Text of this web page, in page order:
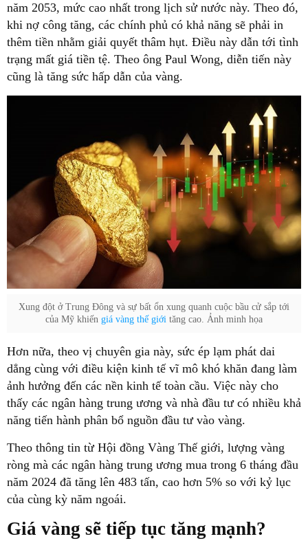
năm 2053, mức cao nhất trong lịch sử nước này. Theo đó,
khi nợ công tăng, các chính phủ có khả năng sẽ phải in
thêm tiền nhằm giải quyết thâm hụt. Điều này dẫn tới tình
trạng mất giá tiền tệ. Theo ông Paul Wong, diễn tiến này
cũng là tăng sức hấp dẫn của vàng.
Xung đột ở Trung Đông và sự bất ổn xung quanh cuộc bầu cử sắp tới
của Mỹ khiến giá vàng thế giới tăng cao. Ảnh minh họa
Hơn nữa, theo vị chuyên gia này, sức ép lạm phát dai
dẳng cùng với điều kiện kinh tế vĩ mô khó khăn đang làm
ảnh hưởng đến các nền kinh tế toàn cầu. Việc này cho
thấy các ngân hàng trung ương và nhà đầu tư có nhiều khả
năng tiến hành phân bổ nguồn đầu tư vào vàng.
Theo thông tin từ Hội đồng Vàng Thế giới, lượng vàng
ròng mà các ngân hàng trung ương mua trong 6 tháng đầu
năm 2024 đã tăng lên 483 tấn, cao hơn 5% so với kỷ lục
của cùng kỳ năm ngoái.
Giá vàng sẽ tiếp tục tăng mạnh?